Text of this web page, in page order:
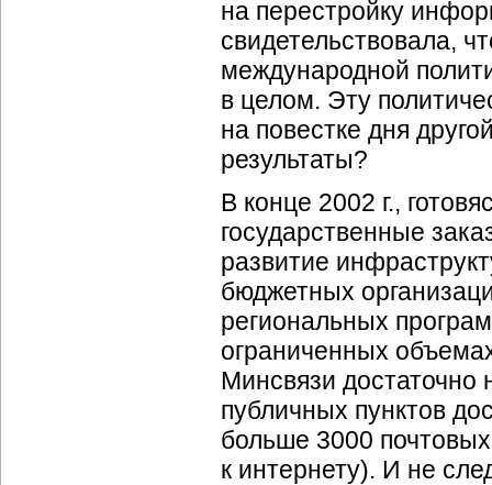
на перестройку
свидетельствовала,
международной
в целом. Эту
на повестке дня
результаты?
В конце 2002 г.,
государственные
развитие
бюджетных
региональных
ограниченных
Минсвязи достаточно
публичных пунктов
больше 3000
к интернету). И не